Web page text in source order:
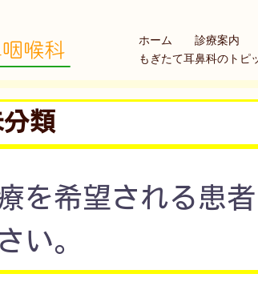
ホーム 診療案内
もぎたて耳鼻科のトピ
類
を希望される患
い。